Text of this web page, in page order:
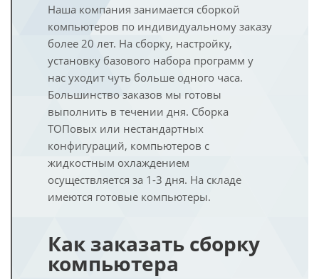
Наша компания занимается сборкой
компьютеров по индивидуальному заказу
более 20 лет. На сборку, настройку,
установку базового набора программ у
нас уходит чуть больше одного часа.
Большинство заказов мы готовы
выполнить в течении дня. Сборка
ТОПовых или нестандартных
конфигураций, компьютеров с
жидкостным охлаждением
осуществляется за 1-3 дня. На складе
имеются готовые компьютеры.
Как заказать сборку
компьютера